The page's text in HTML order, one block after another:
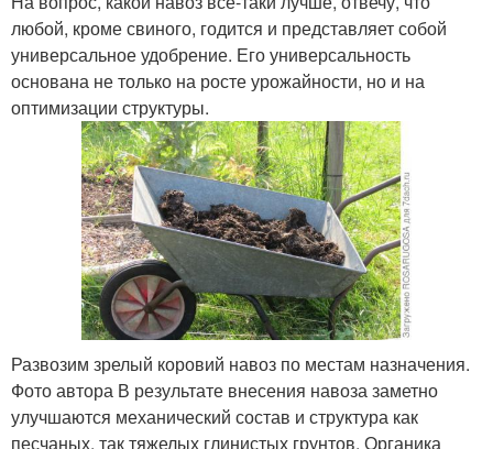
любой, кроме свиного, годится и представляет собой
универсальное удобрение. Его универсальность
основана не только на росте урожайности, но и на
оптимизации структуры.
Развозим зрелый коровий навоз по местам назначения.
Фото автора В результате внесения навоза заметно
улучшаются механический состав и структура как
песчаных, так тяжелых глинистых грунтов. Органика